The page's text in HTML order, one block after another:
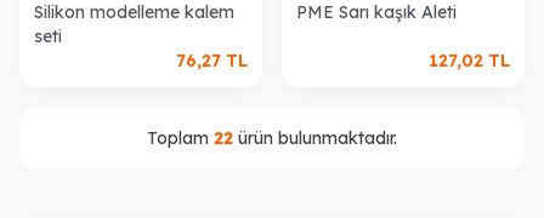
Silikon modelleme kalem
seti
76,27 TL
PME Sarı kaşık Aleti
127,02 TL
Toplam 22 ürün bulunmaktadır.